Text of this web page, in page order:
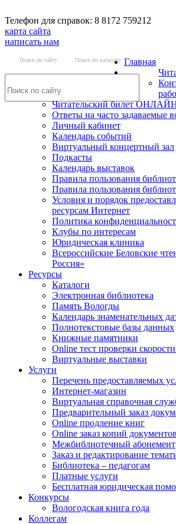
Телефон для справок: 8 8172 759212
карта сайта
написать нам
Поиск по сайту Поиск по каталогу Главная
Читательский билет
Ответы на часто задаваемые
Личный кабинет
Календарь событий
Виртуальный концертный зал
Подкасты
Календарь выставок
Правила пользования
Правила пользования
Условия и порядок
ресурсам Интернет
Политика
Клубы по интересам
Юридическая клиника
Всероссийские Беловские
Россия»
Ресурсы
Каталоги
Электронная библиотека
Память Вологды
Календарь знаменательных
Полнотекстовые базы данных
Книжные памятники
Online тест проверки
Виртуальные выставки
Услуги
Перечень предоставляемых
Интернет-магазин
Виртуальная справочная
Предварительный заказ
Online продление книг
Online заказ копий документов
Межбиблиотечный абонемент
Заказ и редактирование
Библиотека – педагогам
Платные услуги
Бесплатная юридическая
Конкурсы
Вологодская книга года
Коллегам